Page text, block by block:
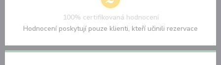
100% certifikovaná hodnocení
Hodnocení poskytují pouze klienti, kteří učinili rezervace